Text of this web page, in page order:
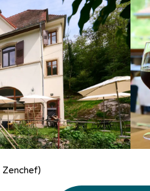
Zenchef)